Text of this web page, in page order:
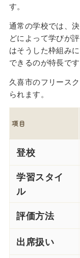
す。
通常の学校では、
どによって学びが
はそうした枠組み
できるのが特長です
久喜市のフリース
られます。
項目
登校
学習スタイ
ル
評価方法
出席扱い